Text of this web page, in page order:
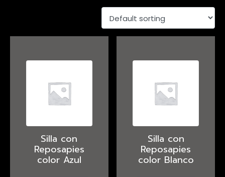
Silla con
Reposapies
color Azul
Silla con
Reposapies
color Blanco